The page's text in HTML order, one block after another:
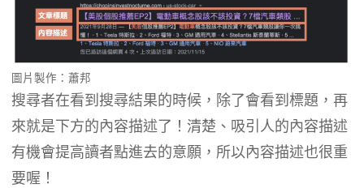
圖片製作：蕭邦
搜尋者在看到搜尋結果的時候，除了會看到標題，再
來就是下方的內容描述了！清楚、吸引人的內容描述
有機會提高讀者點進去的意願，所以內容描述也很重
要喔！